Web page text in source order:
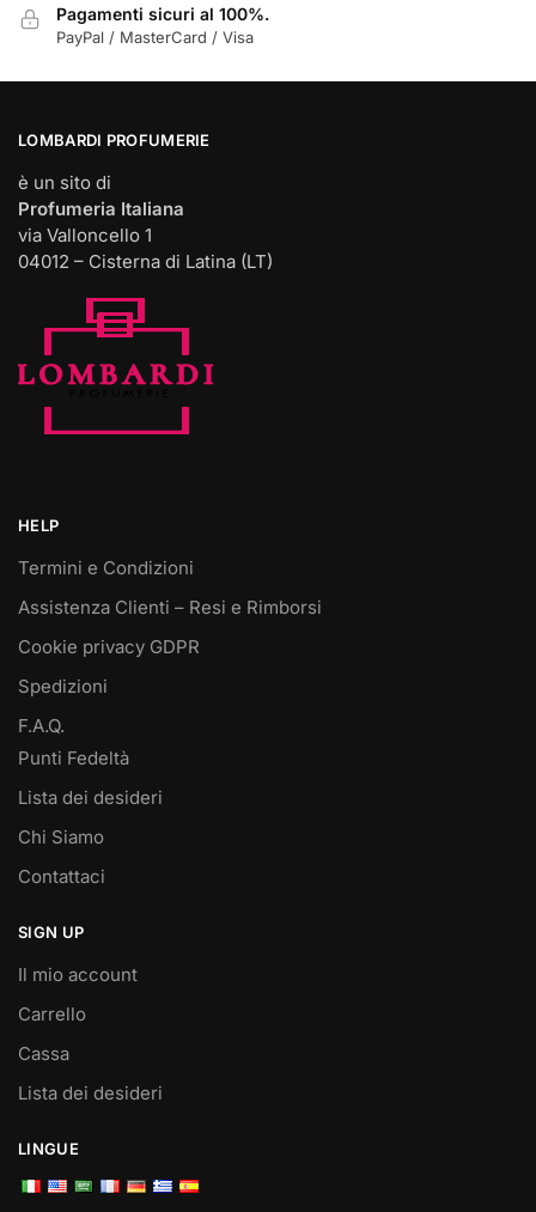
Pagamenti sicuri al 100%.
PayPal / MasterCard / Visa
LOMBARDI PROFUMERIE
è un sito di
Profumeria Italiana
via Valloncello 1
04012 – Cisterna di Latina (LT)
HELP
Termini e Condizioni
Assistenza Clienti – Resi e Rimborsi
Cookie privacy GDPR
Spedizioni
F.A.Q.
Punti Fedeltà
Lista dei desideri
Chi Siamo
Contattaci
SIGN UP
Il mio account
Carrello
Cassa
Lista dei desideri
LINGUE